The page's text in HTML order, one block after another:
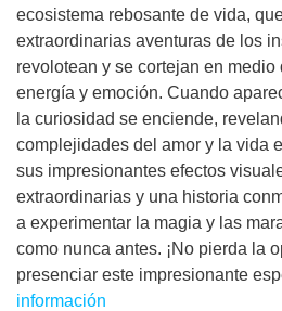
ecosistema rebosante de vida,
extraordinarias aventuras de los
revolotean y se cortejan en
energía y emoción. Cuando
la curiosidad se enciende,
complejidades del amor y la vida
sus impresionantes efectos
extraordinarias y una historia
a experimentar la magia y las
como nunca antes. ¡No pierda la
presenciar este impresionante
información